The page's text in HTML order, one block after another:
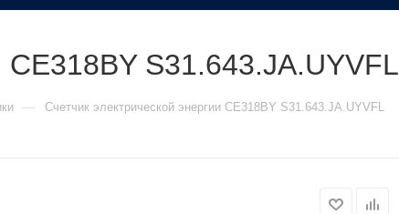
СЕ318BY S31.643.JA.UYVFL
— Счетчик электрической энергии СЕ318BY S31.643.JA.UYVFL